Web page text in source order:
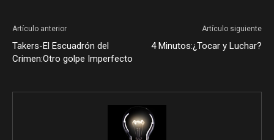
Artículo anterior
Takers-El Escuadrón del
Crimen:Otro golpe Imperfecto
Artículo siguiente
4 Minutos:¿Tocar y Luchar?